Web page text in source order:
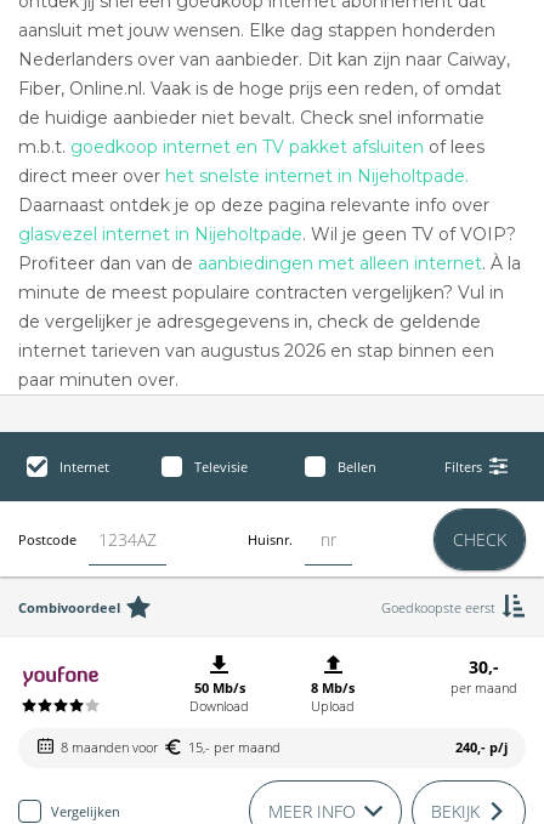
aansluit met jouw wensen. Elke dag stappen honderden
Nederlanders over van aanbieder. Dit kan zijn naar Caiway,
Fiber, Online.nl. Vaak is de hoge prijs een reden, of omdat
de huidige aanbieder niet bevalt. Check snel informatie
m.b.t. goedkoop internet en TV pakket afsluiten of lees
direct meer over het snelste internet in Nijeholtpade.
Daarnaast ontdek je op deze pagina relevante info over
glasvezel internet in Nijeholtpade. Wil je geen TV of VOIP?
Profiteer dan van de aanbiedingen met alleen internet. À la
minute de meest populaire contracten vergelijken? Vul in
de vergelijker je adresgegevens in, check de geldende
internet tarieven van augustus 2026 en stap binnen een
paar minuten over.
Internet Televisie Bellen Filters
Postcode Huisnr. CHECK
Combivoordeel Goedkoopste eerst
50 Mb/s
Download
8 Mb/s
Upload
30,-
per maand
8 maanden voor 15,- per maand 240,- p/j
Vergelijken MEER INFO BEKIJK